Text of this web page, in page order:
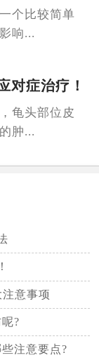
个比较简单
响...
对症治疗！
龟头部位皮
肿...
意事项
?
注意要点?